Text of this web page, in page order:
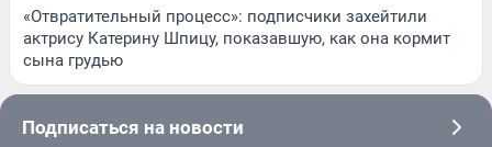
«Отвратительный процесс»: подписчики захейтили
актрису Катерину Шпицу, показавшую, как она кормит
сына грудью
Подписаться на новости